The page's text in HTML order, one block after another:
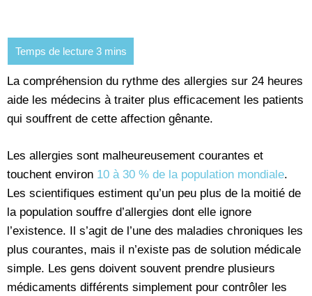
La compréhension du rythme des allergies sur 24 heures
aide les médecins à traiter plus efficacement les patients
qui souffrent de cette affection gênante.
Les allergies sont malheureusement courantes et
touchent environ 10 à 30 % de la population mondiale.
Les scientifiques estiment qu’un peu plus de la moitié de
la population souffre d’allergies dont elle ignore
l’existence. Il s’agit de l’une des maladies chroniques les
plus courantes, mais il n’existe pas de solution médicale
simple. Les gens doivent souvent prendre plusieurs
médicaments différents simplement pour contrôler les